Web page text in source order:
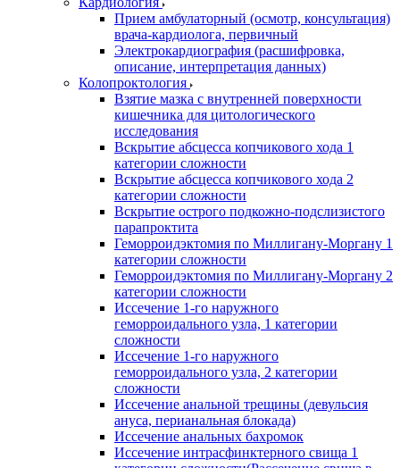
Прием амбулаторный (осмотр, консультация)
врача-кардиолога, первичный
Электрокардиография (расшифровка,
описание, интерпретация данных)
Колопроктология
Взятие мазка с внутренней поверхности
кишечника для цитологического
исследования
Вскрытие абсцесса копчикового хода 1
категории сложности
Вскрытие абсцесса копчикового хода 2
категории сложности
Вскрытие острого подкожно-подслизистого
парапроктита
Геморроидэктомия по Миллигану-Моргану 1
категории сложности
Геморроидэктомия по Миллигану-Моргану 2
категории сложности
Иссечение 1-го наружного
геморроидального узла, 1 категории
сложности
Иссечение 1-го наружного
геморроидального узла, 2 категории
сложности
Иссечение анальной трещины (девульсия
ануса, перианальная блокада)
Иссечение анальных бахромок
Иссечение интрасфинктерного свища 1